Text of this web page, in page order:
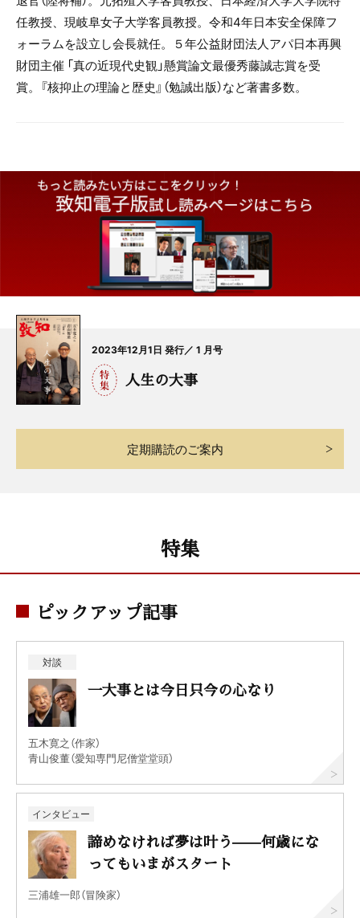
任教授、現岐阜女子大学客員教授。令和4年日本安全保障フ
ォーラムを設立し会長就任。５年公益財団法人アパ日本再興
財団主催 「真の近現代史観」懸賞論文最優秀藤誠志賞を受
賞。『核抑止の理論と歴史』（勉誠出版）など著書多数。
2023年12月1日 発行／ 1 月号
人生の大事
定期購読のご案内
特集
ピックアップ記事
対談
一大事とは今日只今の心なり
五木寛之（作家）
青山俊董（愛知専門尼僧堂堂頭）
インタビュー
諦めなければ夢は叶う——何歳にな
ってもいまがスタート
三浦雄一郎（冒険家）